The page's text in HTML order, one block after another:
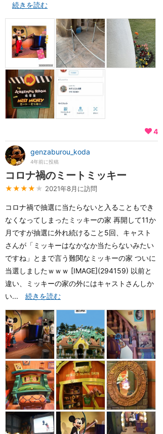
続きを読む
4
genzaburou_koda
4年前に投稿
コロナ禍のミートミッキー
★★★★ ★ 2021年8月に訪問
コロナ禍で抽選に当たらないと入ることもでき
なくなってしまったミッキーの家 再開して11か
月ですが抽選に外れ続けること5回、キャスト
さんが「ミッキーはなかなか当たらないみたい
ですね」とまで言う難関なミッキーの家 ついに
当選しましたｗｗｗ [IMAGE](294159) 以前と
違い、ミッキーの家の外にはキャストさんしか
い... 続きを読む